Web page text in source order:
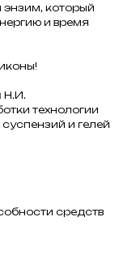
который
и время
Н.И.
технологии
и гелей
средств